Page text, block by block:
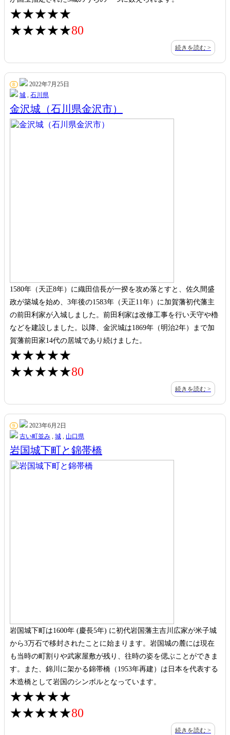
★★★★★
★★★★★80
続きを読む >
8
2022年7月25日
城 , 石川県
金沢城（石川県金沢市）
1580年（天正8年）に織田信長が一揆を攻め落とすと、佐久間盛
政が築城を始め、3年後の1583年（天正11年）に加賀藩初代藩主
の前田利家が入城しました。前田利家は改修工事を行い天守や櫓
などを建設しました。以降、金沢城は1869年（明治2年）まで加
賀藩前田家14代の居城であり続けました。
★★★★★
★★★★★80
続きを読む >
9
2023年6月2日
古い町並み , 城 , 山口県
岩国城下町と錦帯橋
岩国城下町は1600年 (慶長5年) に初代岩国藩主吉川広家が米子城
から3万石で移封されたことに始まります。岩国城の麓には現在
も当時の町割りや武家屋敷が残り、往時の姿を偲ぶことができま
す。また、錦川に架かる錦帯橋（1953年再建）は日本を代表する
木造橋として岩国のシンボルとなっています。
★★★★★
★★★★★80
続きを読む >